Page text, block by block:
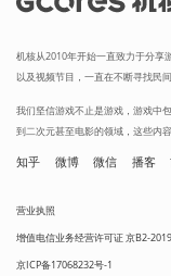
机核从2010年开始一直致力于分享
以及视频节目，一直在不断寻找民
我们坚信游戏不止是游戏，游戏中
到二次元甚至电影的领域，这些内
知乎 微博 微信 播客
营业执照
增值电信业务经营许可证 京B2-
京ICP备17068232号-1